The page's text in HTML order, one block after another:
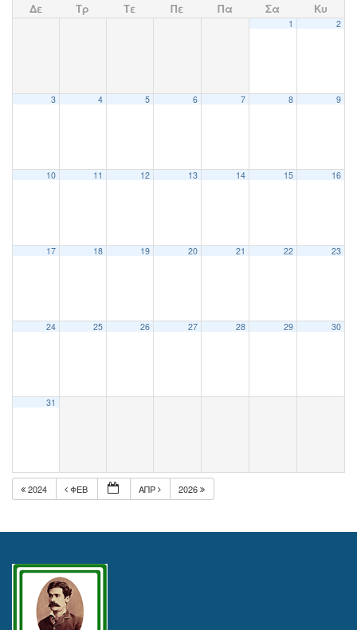
Δε Τρ Τε Πε Πα Σα Κυ
1 2
3 4 5 6 7 8 9
10 11 12 13 14 15 16
17 18 19 20 21 22 23
24 25 26 27 28 29 30
31
2024 ΦΕΒ ΑΠΡ 2026